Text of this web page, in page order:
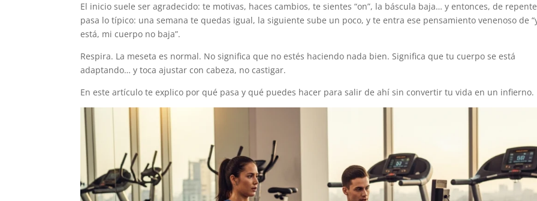
El inicio suele ser agradecido: te motivas, haces cambios, te sientes “on”, la báscula baja… y entonces, de
pasa lo típico: una semana te quedas igual, la siguiente sube un poco, y te entra ese pensamiento venenoso de
está, mi cuerpo no baja”.
Respira. La meseta es normal. No significa que no estés haciendo nada bien. Significa que tu cuerpo se está
adaptando… y toca ajustar con cabeza, no castigar.
En este artículo te explico por qué pasa y qué puedes hacer para salir de ahí sin convertir tu vida en un infierno.